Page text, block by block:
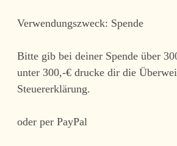
Verwendungszweck: Spende
Bitte gib bei deiner Spende über
unter 300,-€ drucke dir die
Steuererklärung.
oder per PayPal